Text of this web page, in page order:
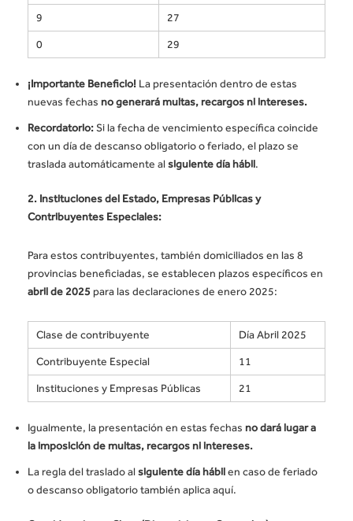
9 27
0 29
¡Importante Beneficio! La presentación dentro de estas
nuevas fechas no generará multas, recargos ni intereses.
Recordatorio:Si la fecha de vencimiento específica coincide
con un día de descanso obligatorio o feriado, el plazo se
traslada automáticamente alsiguiente día hábil.
2. Instituciones del Estado, Empresas Públicas y
Contribuyentes Especiales:
Para estos contribuyentes, también domiciliados en las 8
provincias beneficiadas, se establecen plazos específicos en
abril de 2025 para las declaraciones de enero 2025:
Clase de contribuyente Día Abril 2025
Contribuyente Especial 11
Instituciones y Empresas Públicas 21
Igualmente, la presentación en estas fechas no dará lugar a
la imposición de multas, recargos ni intereses.
La regla del traslado alsiguiente día hábilen caso de feriado
o descanso obligatorio también aplica aquí.